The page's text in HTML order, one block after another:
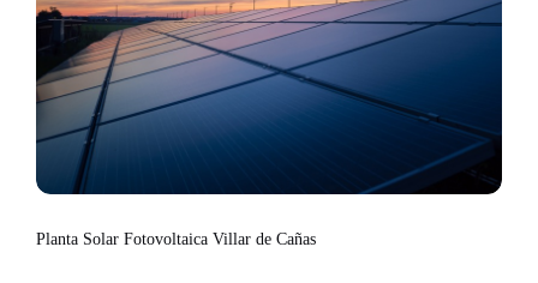
Planta Solar Fotovoltaica Villar de Cañas